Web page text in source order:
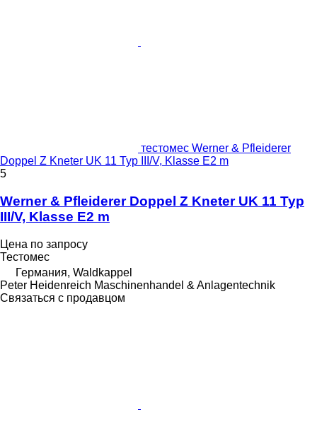
тестомес Werner & Pfleiderer
Doppel Z Kneter UK 11 Typ III/V, Klasse E2 m
5
Werner & Pfleiderer Doppel Z Kneter UK 11 Typ
III/V, Klasse E2 m
Цена по запросу
Тестомес
Германия, Waldkappel
Peter Heidenreich Maschinenhandel & Anlagentechnik
Связаться с продавцом